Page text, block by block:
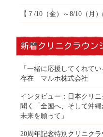
【７/10（金）～8/10（月
新着クリニクラウン
「一緒に応援してくれて
存在 マルホ株式会社
インタビュー：日本クリ
聞く「全国へ、そして沖
未来を願って」
20周年記念特別クリニク